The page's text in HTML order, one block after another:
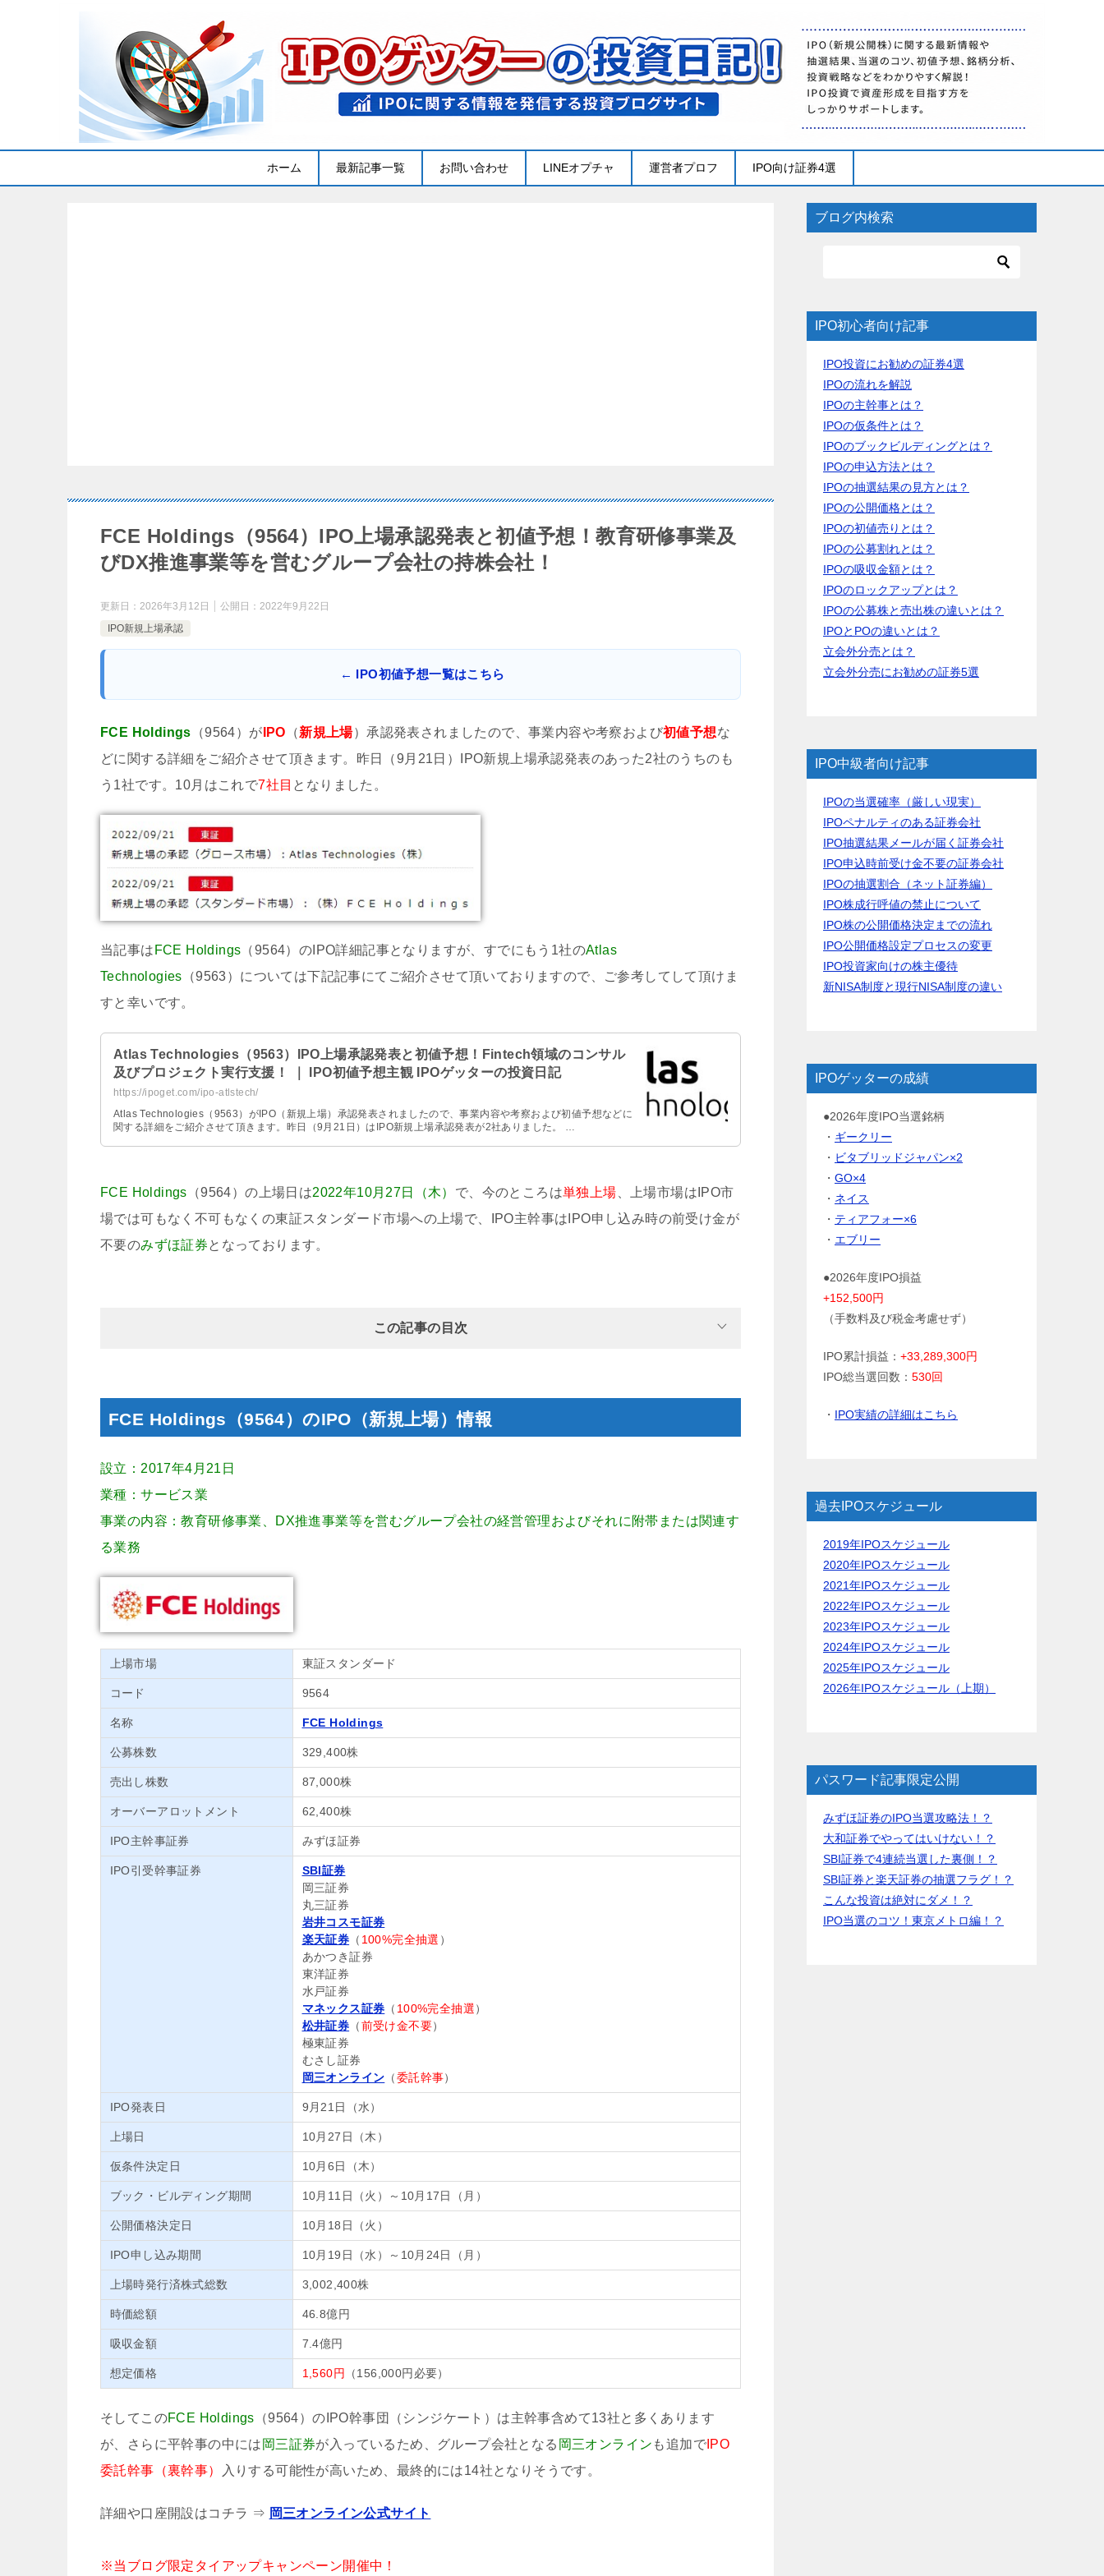
ホーム 最新記事一覧 お問い合わせ LINEオプチャ 運営者プロフ IPO向け証券4選
FCE Holdings（9564）IPO上場承認発表と初値予想！教育研修事業及
びDX推進事業等を営むグループ会社の持株会社！
更新日： 2026年3月12日 公開日： 2022年9月22日
IPO新規上場承認
← IPO初値予想一覧はこちら
FCE Holdings （9564）が IPO （新規上場）承認発表されましたので、事業内容や考察および初値予想な
どに関する詳細をご紹介させて頂きます。昨日（9月21日）IPO新規上場承認発表のあった2社のうちのも
う1社です。10月はこれで7社目 となりました。
当記事は FCE Holdings （9564）のIPO詳細記事となりますが、すでにもう1社のAtlas
Technologies （9563）については下記記事にてご紹介させて頂いておりますので、ご参考してして頂けま
すと幸いです。
Atlas Technologies（9563）IPO上場承認発表と初値予想！Fintech領域のコンサル
及びプロジェクト実行支援！ ｜ IPO初値予想主観 IPOゲッターの投資日記
https://ipoget.com/ipo-atlstech/
Atlas Technologies（9563）がIPO（新規上場）承認発表されましたので、事業内容や考察および初値予想などに
関する詳細をご紹介させて頂きます。昨日（9月21日）はIPO新規上場承認発表が2社ありました。 …
FCE Holdings （9564）の上場日は2022年10月27日（木） で、今のところは単独上場 、上場市場はIPO市
場では可もなく不可もなくの東証スタンダード市場への上場で、IPO主幹事はIPO申し込み時の前受け金が
不要のみずほ証券となっております。
この記事の目次
FCE Holdings（9564）のIPO（新規上場）情報
設立：2017年4月21日
業種：サービス業
事業の内容：教育研修事業、DX推進事業等を営むグループ会社の経営管理およびそれに附帯または関連す
る業務
上場市場 東証スタンダード
コード 9564
名称 FCE Holdings
公募株数 329,400株
売出し株数 87,000株
オーバーアロットメント 62,400株
IPO主幹事証券 みずほ証券
IPO引受幹事証券
SBI証券
岡三証券
丸三証券
岩井コスモ証券
楽天証券 （ 100%完全抽選 ）
あかつき証券
東洋証券
水戸証券
マネックス証券 （ 100%完全抽選）
松井証券 （前受け金不要）
極東証券
むさし証券
岡三オンライン （委託幹事）
IPO発表日 9月21日（水）
上場日 10月27日（木）
仮条件決定日 10月6日（木）
ブック・ビルディング期間 10月11日（火）～10月17日（月）
公開価格決定日 10月18日（火）
IPO申し込み期間 10月19日（水）～10月24日（月）
上場時発行済株式総数 3,002,400株
時価総額 46.8億円
吸収金額 7.4億円
想定価格 1,560円 （156,000円必要）
そしてこのFCE Holdings （9564）のIPO幹事団（シンジケート）は主幹事含めて13社と多くあります
が、さらに平幹事の中には 岡三証券が入っているため、グループ会社となる 岡三オンライン も追加で IPO
委託幹事（裏幹事）
入りする可能性が高いため、最終的には14社となりそうです。
詳細や口座開設はコチラ ⇒ 岡三オンライン公式サイト
※当ブログ限定タイアップキャンペーン開催中！
ブログ内検索
IPO初心者向け記事
IPO投資にお勧めの証券4選
IPOの流れを解説
IPOの主幹事とは？
IPOの仮条件とは？
IPOのブックビルディングとは？
IPOの申込方法とは？
IPOの抽選結果の見方とは？
IPOの公開価格とは？
IPOの初値売りとは？
IPOの公募割れとは？
IPOの吸収金額とは？
IPOのロックアップとは？
IPOの公募株と売出株の違いとは？
IPOとPOの違いとは？
立会外分売とは？
立会外分売にお勧めの証券5選
IPO中級者向け記事
IPOの当選確率（厳しい現実）
IPOペナルティのある証券会社
IPO抽選結果メールが届く証券会社
IPO申込時前受け金不要の証券会社
IPOの抽選割合（ネット証券編）
IPO株成行呼値の禁止について
IPO株の公開価格決定までの流れ
IPO公開価格設定プロセスの変更
IPO投資家向けの株主優待
新NISA制度と現行NISA制度の違い
IPOゲッターの成績
●2026年度IPO当選銘柄
・ ギークリー
・ ビタブリッドジャパン×2
・ GO×4
・ ネイス
・ ティアフォー×6
・ エブリー
●2026年度IPO損益
+152,500円
（手数料及び税金考慮せず）
IPO累計損益： +33,289,300円
IPO総当選回数： 530回
・ IPO実績の詳細はこちら
過去IPOスケジュール
2019年IPOスケジュール
2020年IPOスケジュール
2021年IPOスケジュール
2022年IPOスケジュール
2023年IPOスケジュール
2024年IPOスケジュール
2025年IPOスケジュール
2026年IPOスケジュール（上期）
パスワード記事限定公開
みずほ証券のIPO当選攻略法！？
大和証券でやってはいけない！？
SBI証券で4連続当選した裏側！？
SBI証券と楽天証券の抽選フラグ！？
こんな投資は絶対にダメ！？
IPO当選のコツ！東京メトロ編！？